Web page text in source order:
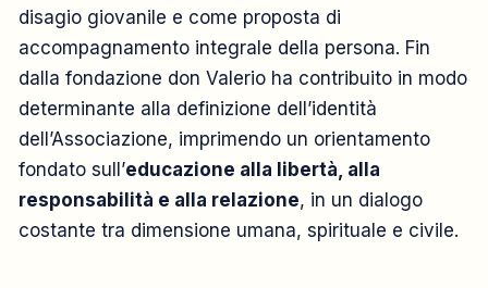
disagio giovanile e come proposta di
accompagnamento integrale della persona. Fin
dalla fondazione don Valerio ha contribuito in modo
determinante alla definizione dell’identità
dell’Associazione, imprimendo un orientamento
fondato sull’educazione alla libertà, alla
responsabilità e alla relazione, in un dialogo
costante tra dimensione umana, spirituale e civile.